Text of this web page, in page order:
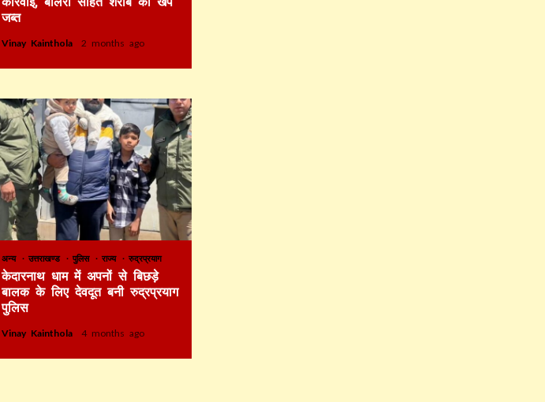
जब्त
Vinay Kainthola 2 months ago
अन्य उत्तराखण्ड पुलिस राज्य रुद्रप्रयाग
केदारनाथ धाम में अपनों से बिछड़े
बालक के लिए देवदूत बनी रुद्रप्रयाग
पुलिस
Vinay Kainthola 4 months ago